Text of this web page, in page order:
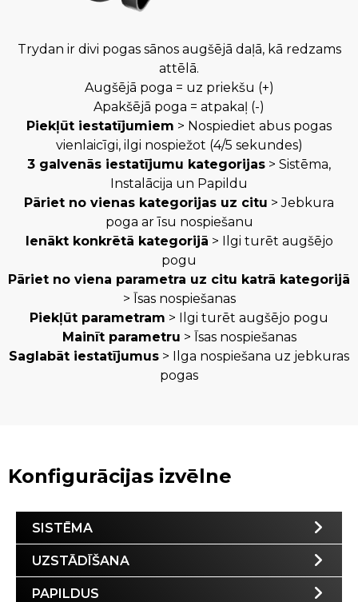
Trydan ir divi pogas sānos augšējā daļā, kā redzams
attēlā.
Augšējā poga = uz priekšu (+)
Apakšējā poga = atpakaļ (-)
Piekļūt iestatījumiem > Nospiediet abus pogas
vienlaicīgi, ilgi nospiežot (4/5 sekundes)
3 galvenās iestatījumu kategorijas > Sistēma,
Instalācija un Papildu
Pāriet no vienas kategorijas uz citu > Jebkura
poga ar īsu nospiešanu
Ienākt konkrētā kategorijā > Ilgi turēt augšējo
pogu
Pāriet no viena parametra uz citu katrā kategorijā
> Īsas nospiešanas
Piekļūt parametram > Ilgi turēt augšējo pogu
Mainīt parametru > Īsas nospiešanas
Saglabāt iestatījumus > Ilga nospiešana uz jebkuras
pogas
Konfigurācijas izvēlne
SISTĒMA
UZSTĀDĪŠANA
PAPILDUS